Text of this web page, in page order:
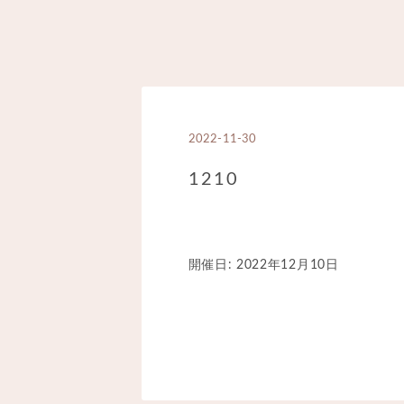
2022-11-30
1210
開催日: 2022年12月10日